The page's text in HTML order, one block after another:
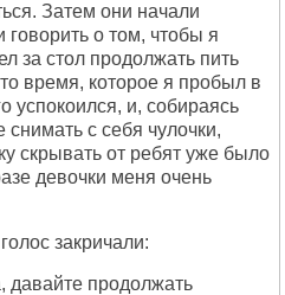
Затем они начали
говорить о том, чтобы я
за стол продолжать пить
время, которое я пробыл в
успокоился, и, собираясь
с себя чулочки,
скрывать от ребят уже было
девочки меня очень
закричали:
продолжать